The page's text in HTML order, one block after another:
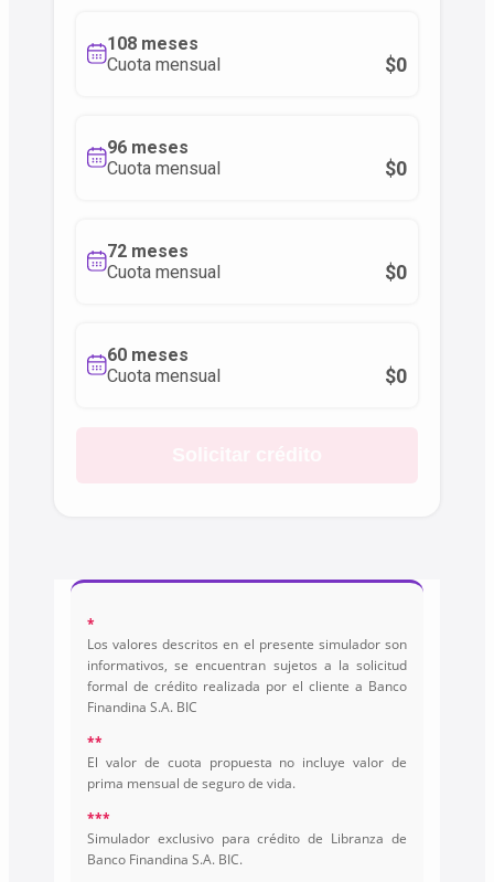
108 meses
Cuota mensual
$0
96 meses
Cuota mensual
$0
72 meses
Cuota mensual
$0
60 meses
Cuota mensual
$0
*
Los valores descritos en el presente simulador son
informativos, se encuentran sujetos a la solicitud
formal de crédito realizada por el cliente a Banco
Finandina S.A. BIC
**
El valor de cuota propuesta no incluye valor de
prima mensual de seguro de vida.
***
Simulador exclusivo para crédito de Libranza de
Banco Finandina S.A. BIC.